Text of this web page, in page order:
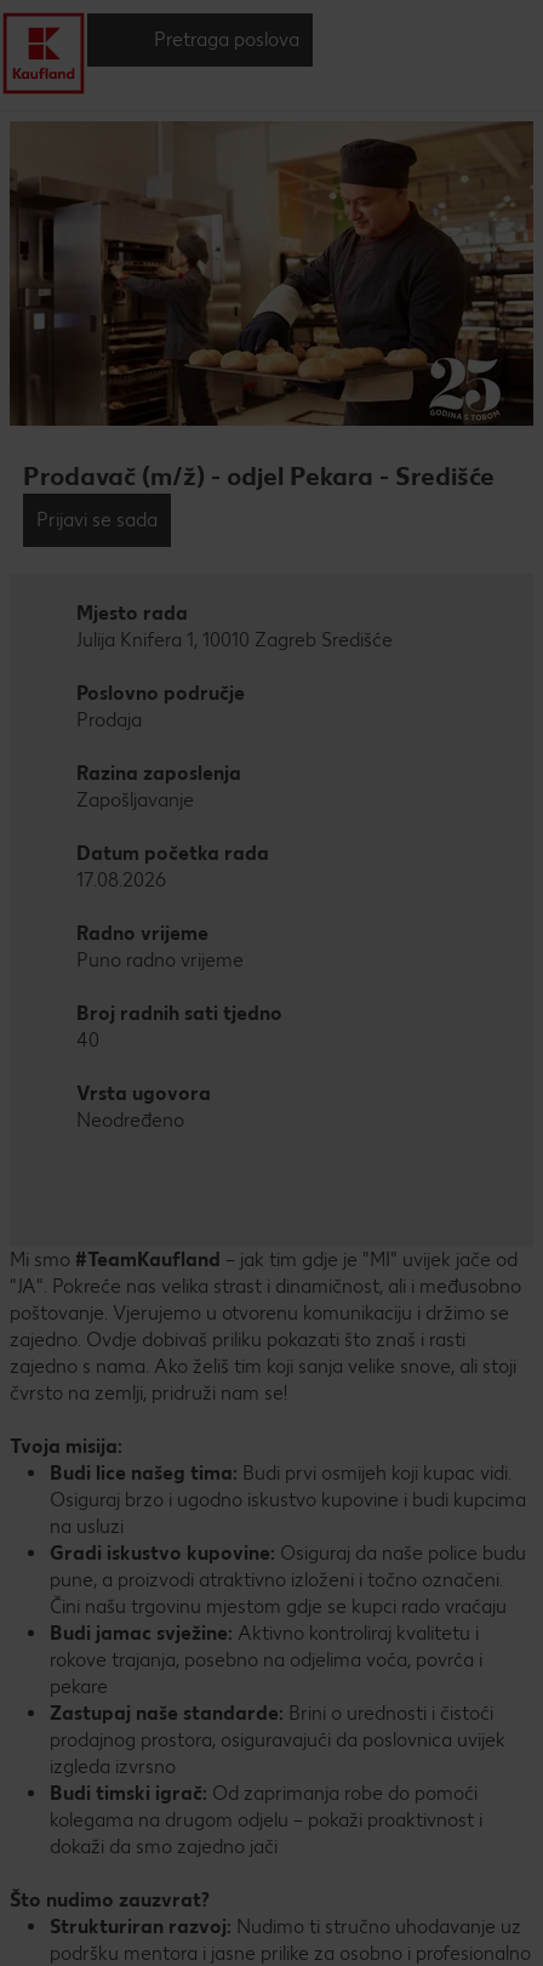
Pretraga poslova
Prodavač (m/ž) - odjel Pekara - Središće
Prijavi se sada
Mjesto rada
Julija Knifera 1, 10010 Zagreb Središće
Poslovno područje
Prodaja
Razina zaposlenja
Zapošljavanje
Datum početka rada
17.08.2026
Radno vrijeme
Puno radno vrijeme
Broj radnih sati tjedno
40
Vrsta ugovora
Neodređeno
Mi smo #TeamKaufland – jak tim gdje je "MI" uvijek jače od
"JA". Pokreće nas velika strast i dinamičnost, ali i međusobno
poštovanje. Vjerujemo u otvorenu komunikaciju i držimo se
zajedno. Ovdje dobivaš priliku pokazati što znaš i rasti
zajedno s nama. Ako želiš tim koji sanja velike snove, ali stoji
čvrsto na zemlji, pridruži nam se!
Tvoja misija:
Budi lice našeg tima: Budi prvi osmijeh koji kupac vidi.
Osiguraj brzo i ugodno iskustvo kupovine i budi kupcima
na usluzi
Gradi iskustvo kupovine: Osiguraj da naše police budu
pune, a proizvodi atraktivno izloženi i točno označeni.
Čini našu trgovinu mjestom gdje se kupci rado vraćaju
Budi jamac svježine: Aktivno kontroliraj kvalitetu i
rokove trajanja, posebno na odjelima voća, povrća i
pekare
Zastupaj naše standarde: Brini o urednosti i čistoći
prodajnog prostora, osiguravajući da poslovnica uvijek
izgleda izvrsno
Budi timski igrač: Od zaprimanja robe do pomoći
kolegama na drugom odjelu – pokaži proaktivnost i
dokaži da smo zajedno jači
Što nudimo zauzvrat?
Strukturiran razvoj: Nudimo ti stručno uhodavanje uz
podršku mentora i jasne prilike za osobno i profesionalno